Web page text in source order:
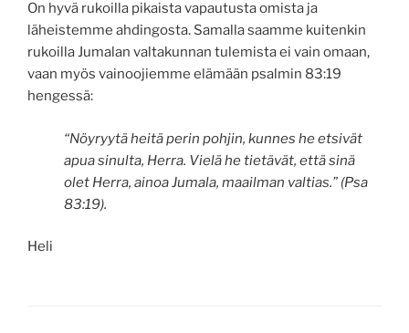
On hyvä rukoilla pikaista vapautusta omista ja
läheistemme ahdingosta. Samalla saamme kuitenkin
rukoilla Jumalan valtakunnan tulemista ei vain omaan,
vaan myös vainoojiemme elämään psalmin 83:19
hengessä:
“Nöyryytä heitä perin pohjin, kunnes he etsivät
apua sinulta, Herra. Vielä he tietävät, että sinä
olet Herra, ainoa Jumala, maailman valtias.” (Psa
83:19).
Heli